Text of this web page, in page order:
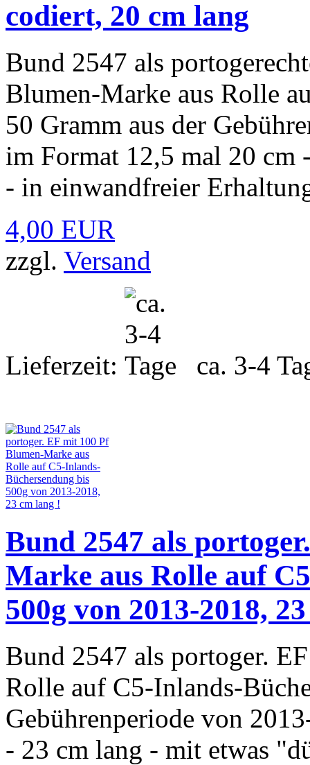
codiert, 20 cm lang
Bund 2547 als
Blumen-Marke aus Rolle
50 Gramm aus der
im Format 12,5 mal 20
- in einwandfreier
4,00 EUR
zzgl. Versand
Lieferzeit: ca. 3-4
Bund 2547 als
Marke aus Rolle auf
500g von 2013-2018,
Bund 2547 als portoger.
Rolle auf C5-Inlands-
Gebührenperiode von
- 23 cm lang - mit etwas